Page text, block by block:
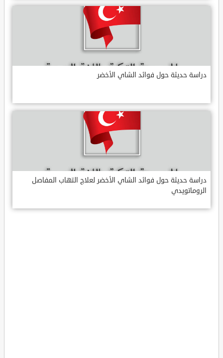
دراسة حديثة حول فوائد الشاي الأخضر
دراسة حديثة حول فوائد الشاي الأخضر لعلاج التهاب المفاصل
الروماتويدي